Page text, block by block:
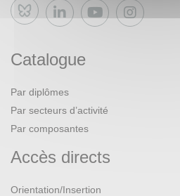
Bluesky
Catalogue
Par diplômes
Par secteurs d’activité
Par composantes
Accès directs
Orientation/Insertion